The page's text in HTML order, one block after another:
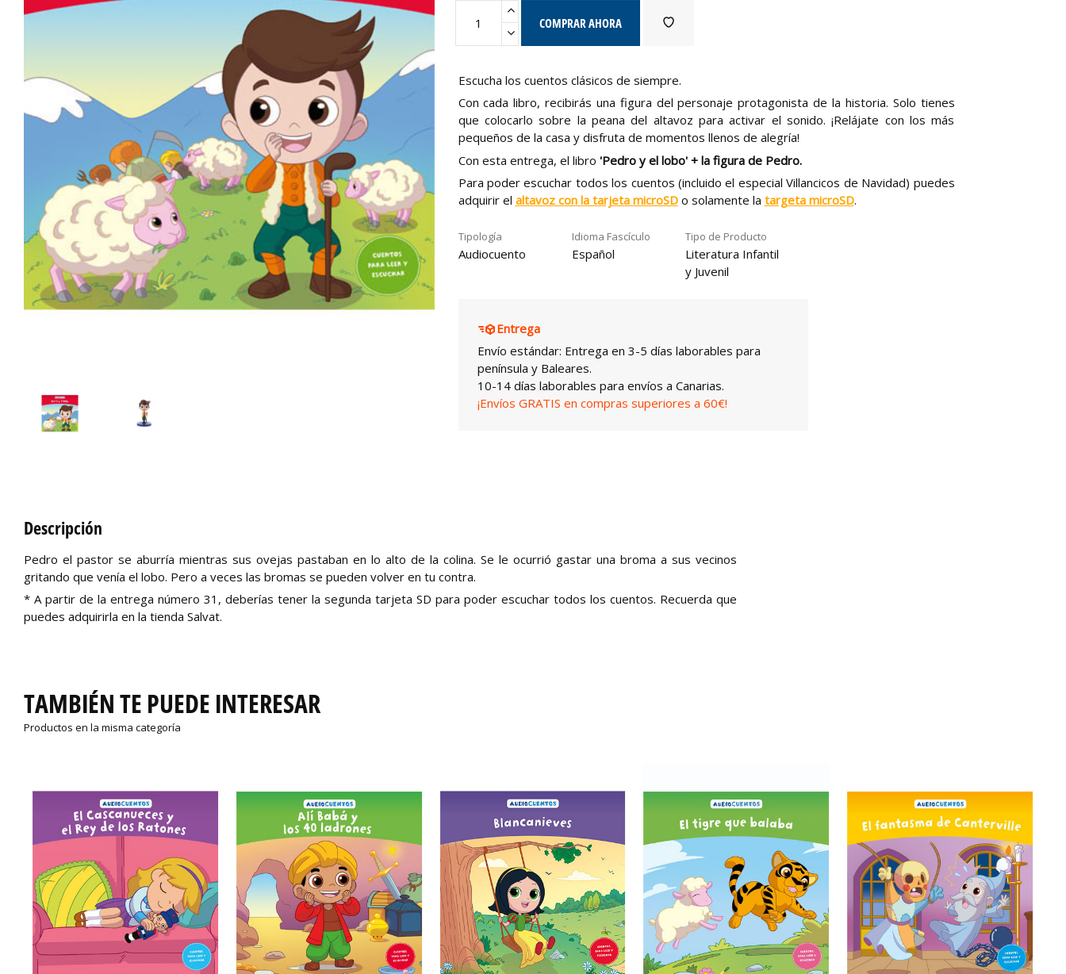
COMPRAR AHORA
Escucha los cuentos clásicos de siempre.
Con cada libro, recibirás una figura del personaje protagonista de la historia. Solo tienes
que colocarlo sobre la peana del altavoz para activar el sonido. ¡Relájate con los más
pequeños de la casa y disfruta de momentos llenos de alegría!
Con esta entrega, el libro 'Pedro y el lobo' + la figura de Pedro.
Para poder escuchar todos los cuentos (incluido el especial Villancicos de Navidad) puedes
adquirir el altavoz con la tarjeta microSDo solamente la targeta microSD.
Tipología
Audiocuento
Idioma Fascículo
Español
Tipo de Producto
Literatura Infantil
y Juvenil
Entrega
Envío estándar: Entrega en 3-5 días laborables para
península y Baleares.
10-14 días laborables para envíos a Canarias.
¡Envíos GRATIS en compras superiores a 60€!
Descripción
Pedro el pastor se aburría mientras sus ovejas pastaban en lo alto de la colina. Se le ocurrió gastar una broma a sus vecinos
gritando que venía el lobo. Pero a veces las bromas se pueden volver en tu contra.
* A partir de la entrega número 31, deberías tener la segunda tarjeta SD para poder escuchar todos los cuentos. Recuerda que
puedes adquirirla en la tienda Salvat.
TAMBIÉN TE PUEDE INTERESAR
Productos en la misma categoría